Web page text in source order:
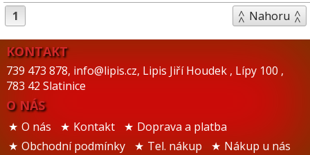
1 Nahoru
KONTAKT
739 473 878, info@lipis.cz, Lipis Jiří Houdek , Lípy 100 ,
783 42 Slatinice
O NÁS
O nás Kontakt
Doprava a platba
Obchodní podmínky
Tel. nákup Nákup u nás